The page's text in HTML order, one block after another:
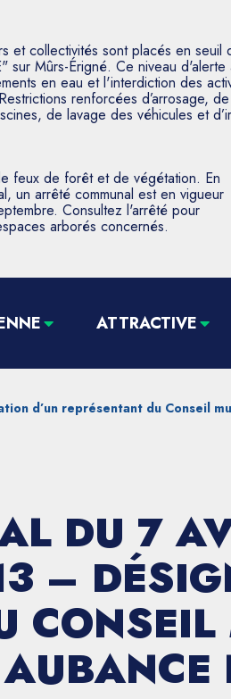
et collectivités sont placés en seuil
sur Mûrs-Érigné. Ce niveau d'alerte
en eau et l'interdiction des
renforcées d’arrosage, de
de lavage des véhicules et
feux de forêt et de végétation. En
un arrêté communal est en vigueur
Consultez l'arrêté pour
arborés concernés.
ATTRACTIVE
d’un représentant du Conseil
DU 7
–